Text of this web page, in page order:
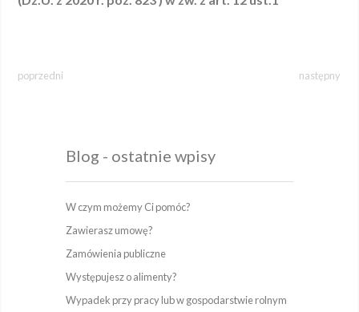
poprzedni następny
Blog - ostatnie wpisy
W czym możemy Ci pomóc?
Zawierasz umowę?
Zamówienia publiczne
Występujesz o alimenty?
Wypadek przy pracy lub w gospodarstwie rolnym